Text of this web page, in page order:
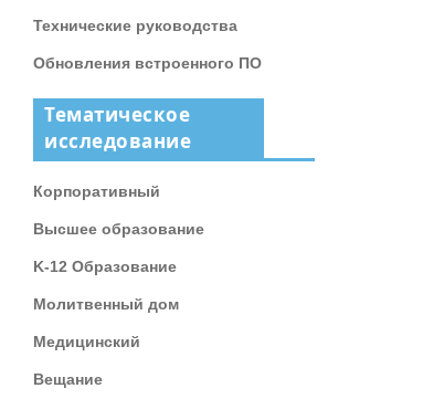
Технические руководства
Обновления встроенного ПО
Тематическое
исследование
Корпоративный
Высшее образование
K-12 Образование
Молитвенный дом
Медицинский
Вещание